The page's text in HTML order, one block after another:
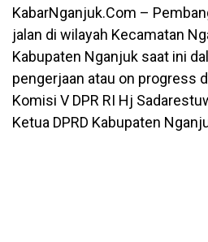
KabarNganjuk.Com –
jalan di wilayah Kecamatan
Kabupaten Nganjuk saat ini
pengerjaan atau on progress
Komisi V DPR RI Hj
Ketua DPRD Kabupaten